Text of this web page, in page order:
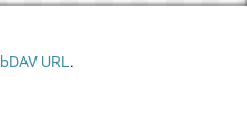
URL .